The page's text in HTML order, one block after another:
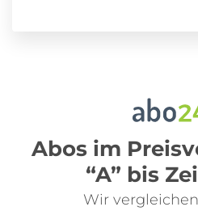
Abos im
“A” bis
Wir